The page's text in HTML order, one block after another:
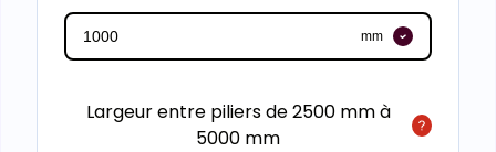
mm
Largeur entre piliers de 2500 mm à
5000 mm